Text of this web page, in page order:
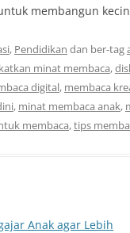
membangun
, Pendidikan dan ber-tag
minat membaca,
digital, membaca
, minat membaca anak,
membaca,tips
Anak agar Lebih